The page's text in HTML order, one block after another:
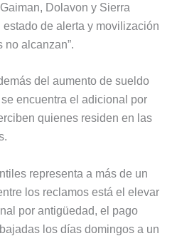
Dolavon y Sierra
de alerta y movilización
no alcanzan”.
del aumento de sueldo
encuentra el adicional por
quienes residen en las
representa a más de un
los reclamos está el elevar
por antigüedad, el pago
los días domingos a un